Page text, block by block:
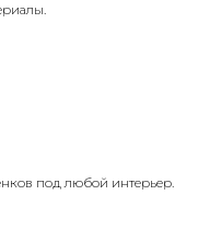
под любой интерьер.